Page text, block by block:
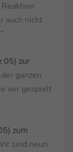
auch nicht
05) zur
ganzen
wir gespielt
zum
sind neun